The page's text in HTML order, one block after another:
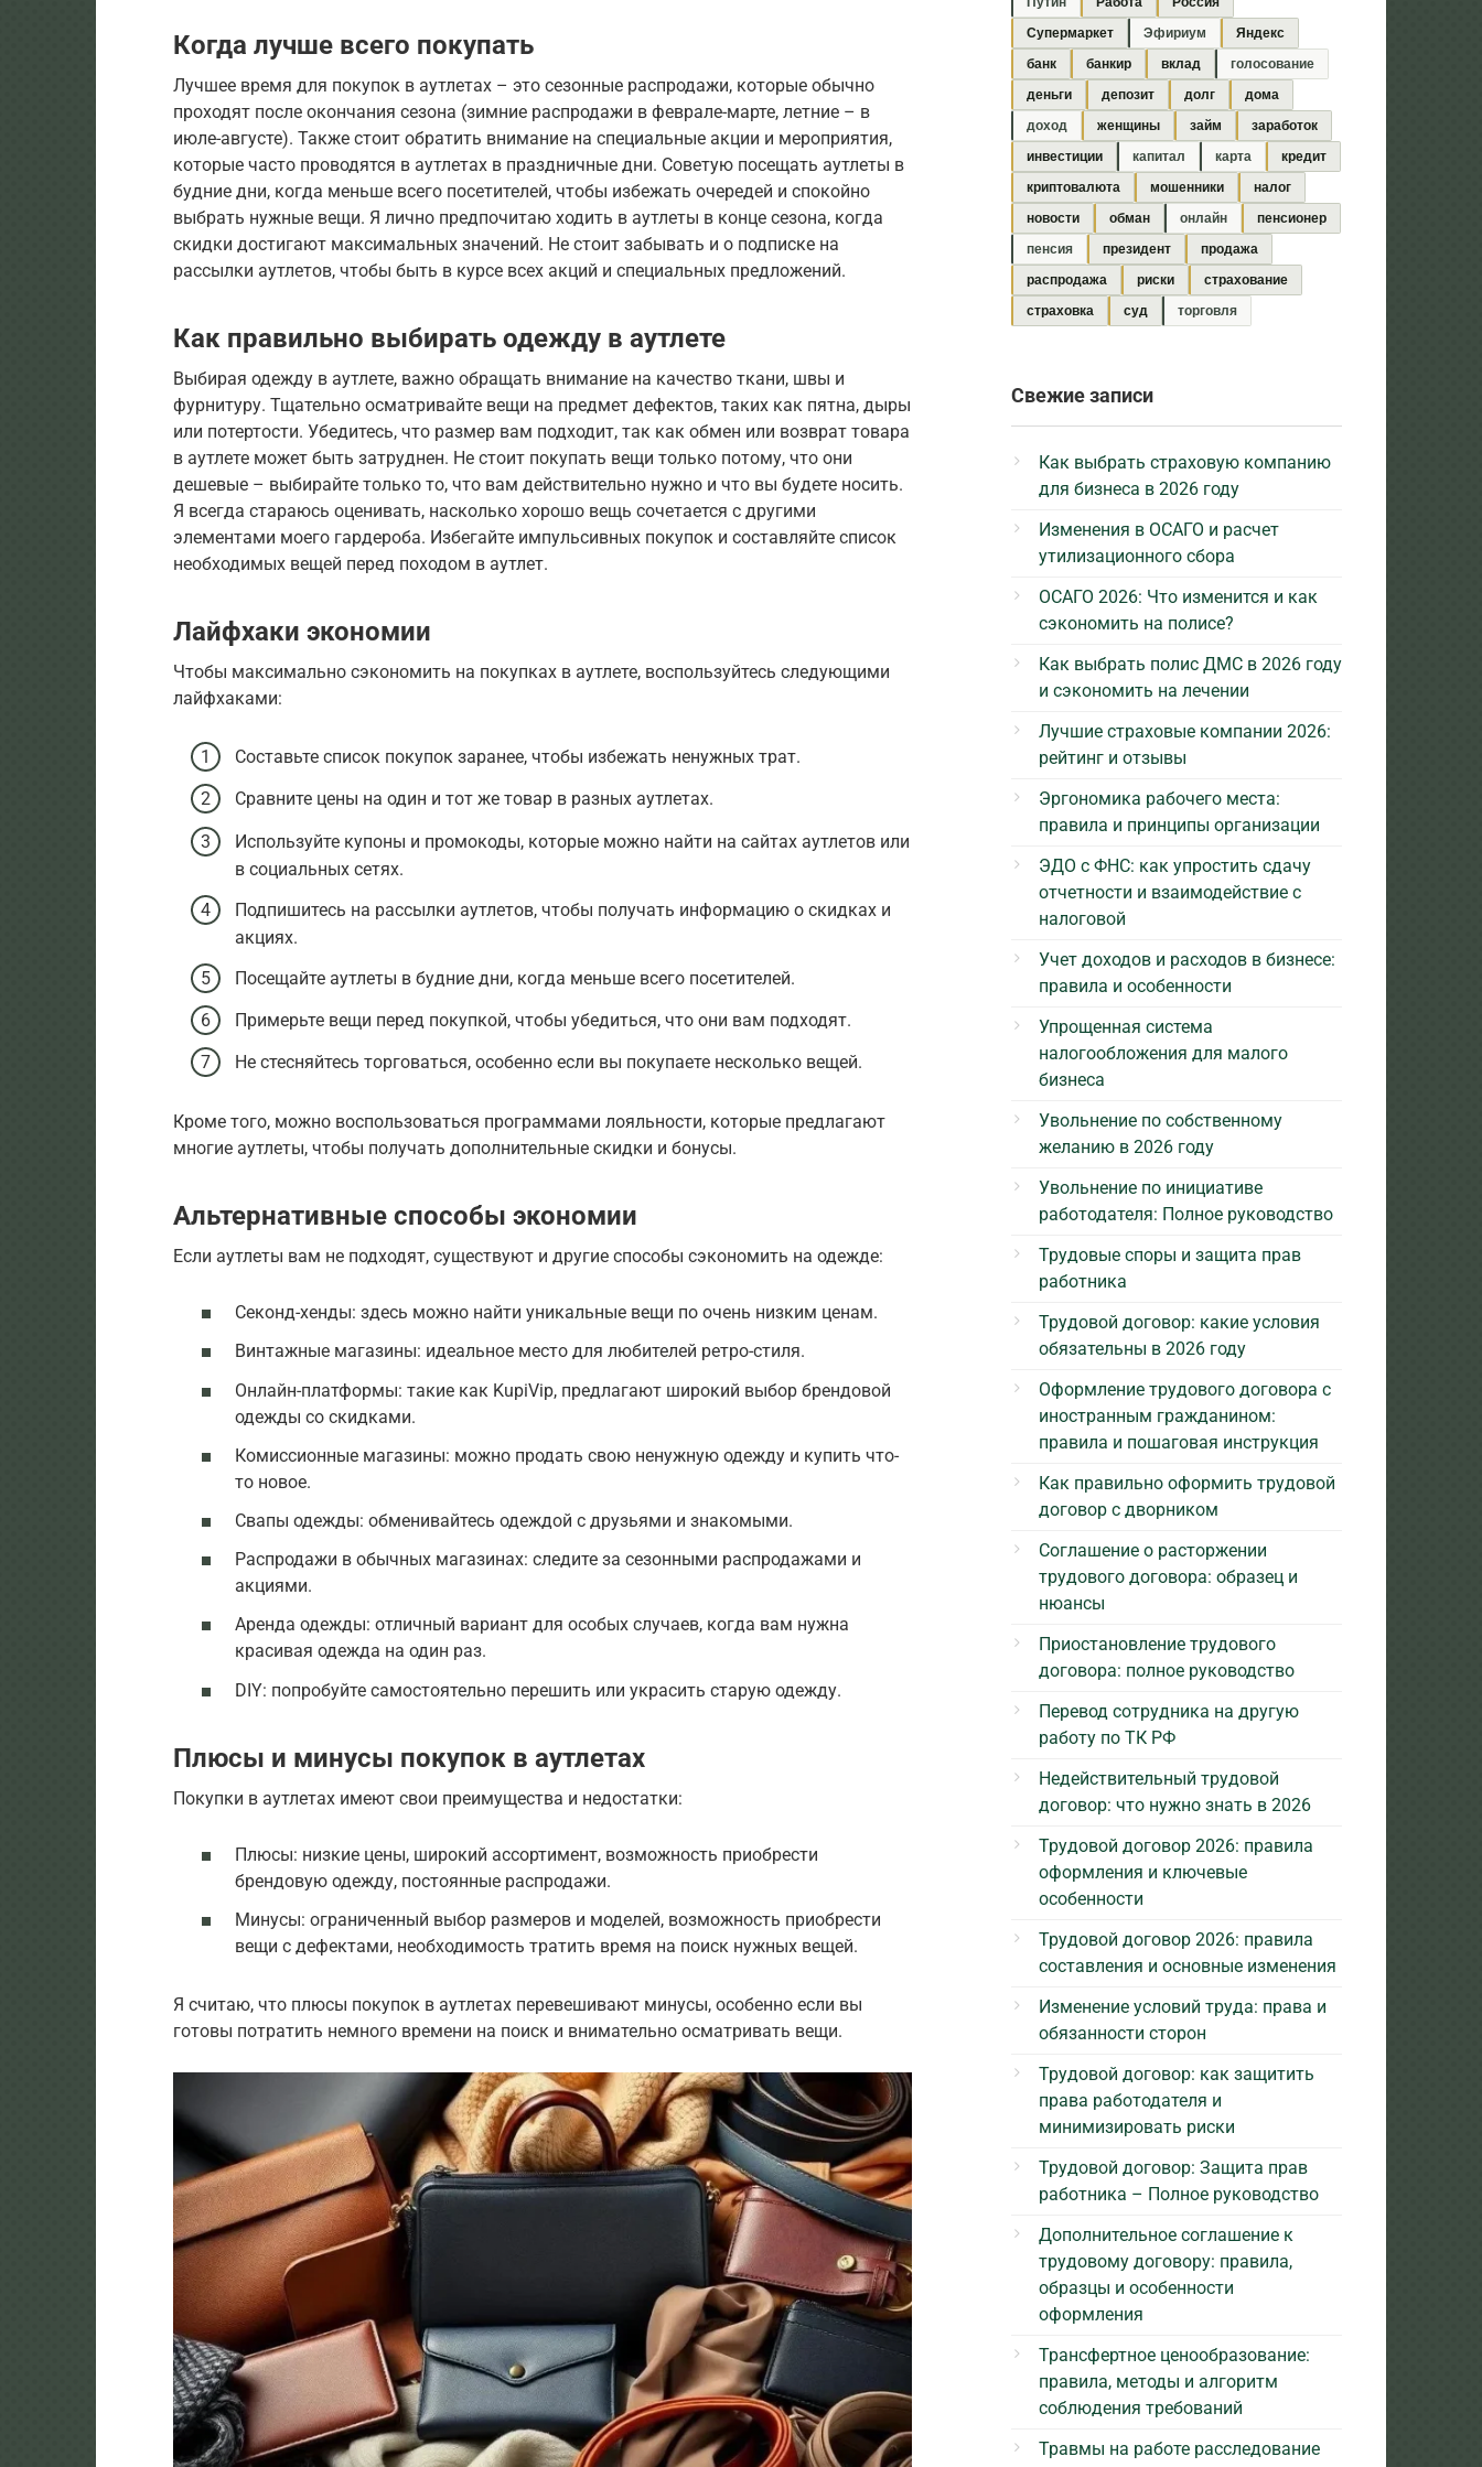
Когда лучше всего покупать
Лучшее время для покупок в аутлетах – это сезонные распродажи, которые обычно
проходят после окончания сезона (зимние распродажи в феврале-марте, летние – в
июле-августе). Также стоит обратить внимание на специальные акции и мероприятия,
которые часто проводятся в аутлетах в праздничные дни. Советую посещать аутлеты в
будние дни, когда меньше всего посетителей, чтобы избежать очередей и спокойно
выбрать нужные вещи. Я лично предпочитаю ходить в аутлеты в конце сезона, когда
скидки достигают максимальных значений. Не стоит забывать и о подписке на
рассылки аутлетов, чтобы быть в курсе всех акций и специальных предложений.
Как правильно выбирать одежду в аутлете
Выбирая одежду в аутлете, важно обращать внимание на качество ткани, швы и
фурнитуру. Тщательно осматривайте вещи на предмет дефектов, таких как пятна, дыры
или потертости. Убедитесь, что размер вам подходит, так как обмен или возврат товара
в аутлете может быть затруднен. Не стоит покупать вещи только потому, что они
дешевые – выбирайте только то, что вам действительно нужно и что вы будете носить.
Я всегда стараюсь оценивать, насколько хорошо вещь сочетается с другими
элементами моего гардероба. Избегайте импульсивных покупок и составляйте список
необходимых вещей перед походом в аутлет.
Лайфхаки экономии
Чтобы максимально сэкономить на покупках в аутлете, воспользуйтесь следующими
лайфхаками:
Составьте список покупок заранее, чтобы избежать ненужных трат.
Сравните цены на один и тот же товар в разных аутлетах.
Используйте купоны и промокоды, которые можно найти на сайтах аутлетов или
в социальных сетях.
Подпишитесь на рассылки аутлетов, чтобы получать информацию о скидках и
акциях.
Посещайте аутлеты в будние дни, когда меньше всего посетителей.
Примерьте вещи перед покупкой, чтобы убедиться, что они вам подходят.
Не стесняйтесь торговаться, особенно если вы покупаете несколько вещей.
Кроме того, можно воспользоваться программами лояльности, которые предлагают
многие аутлеты, чтобы получать дополнительные скидки и бонусы.
Альтернативные способы экономии
Если аутлеты вам не подходят, существуют и другие способы сэкономить на одежде:
Секонд-хенды: здесь можно найти уникальные вещи по очень низким ценам.
Винтажные магазины: идеальное место для любителей ретро-стиля.
Онлайн-платформы: такие как KupiVip, предлагают широкий выбор брендовой
одежды со скидками.
Комиссионные магазины: можно продать свою ненужную одежду и купить что-
то новое.
Свапы одежды: обменивайтесь одеждой с друзьями и знакомыми.
Распродажи в обычных магазинах: следите за сезонными распродажами и
акциями.
Аренда одежды: отличный вариант для особых случаев, когда вам нужна
красивая одежда на один раз.
DIY: попробуйте самостоятельно перешить или украсить старую одежду.
Плюсы и минусы покупок в аутлетах
Покупки в аутлетах имеют свои преимущества и недостатки:
Плюсы: низкие цены, широкий ассортимент, возможность приобрести
брендовую одежду, постоянные распродажи.
Минусы: ограниченный выбор размеров и моделей, возможность приобрести
вещи с дефектами, необходимость тратить время на поиск нужных вещей.
Я считаю, что плюсы покупок в аутлетах перевешивают минусы, особенно если вы
готовы потратить немного времени на поиск и внимательно осматривать вещи.
Супермаркет
Эфириум
Яндекс
банк
банкир вклад
голосование
деньги
депозит долг
дома
доход
женщины займ
заработок
инвестиции
капитал карта
кредит
криптовалюта
мошенники
налог
новости
обман онлайн
пенсионер
пенсия
президент
продажа
распродажа
риски
страхование
страховка
суд торговля
Свежие записи
Как выбрать страховую компанию
для бизнеса в 2026 году
Изменения в ОСАГО и расчет
утилизационного сбора
ОСАГО 2026: Что изменится и как
сэкономить на полисе?
Как выбрать полис ДМС в 2026 году
и сэкономить на лечении
Лучшие страховые компании 2026:
рейтинг и отзывы
Эргономика рабочего места:
правила и принципы организации
ЭДО с ФНС: как упростить сдачу
отчетности и взаимодействие с
налоговой
Учет доходов и расходов в бизнесе:
правила и особенности
Упрощенная система
налогообложения для малого
бизнеса
Увольнение по собственному
желанию в 2026 году
Увольнение по инициативе
работодателя: Полное руководство
Трудовые споры и защита прав
работника
Трудовой договор: какие условия
обязательны в 2026 году
Оформление трудового договора с
иностранным гражданином:
правила и пошаговая инструкция
Как правильно оформить трудовой
договор с дворником
Соглашение о расторжении
трудового договора: образец и
нюансы
Приостановление трудового
договора: полное руководство
Перевод сотрудника на другую
работу по ТК РФ
Недействительный трудовой
договор: что нужно знать в 2026
Трудовой договор 2026: правила
оформления и ключевые
особенности
Трудовой договор 2026: правила
составления и основные изменения
Изменение условий труда: права и
обязанности сторон
Трудовой договор: как защитить
права работодателя и
минимизировать риски
Трудовой договор: Защита прав
работника – Полное руководство
Дополнительное соглашение к
трудовому договору: правила,
образцы и особенности
оформления
Трансфертное ценообразование:
правила, методы и алгоритм
соблюдения требований
Травмы на работе расследование